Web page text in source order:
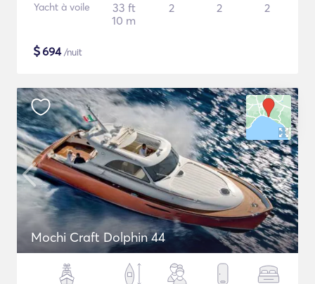
Yacht à voile
33 ft
10 m
2 2 2
$694/nuit
Mochi Craft Dolphin 44